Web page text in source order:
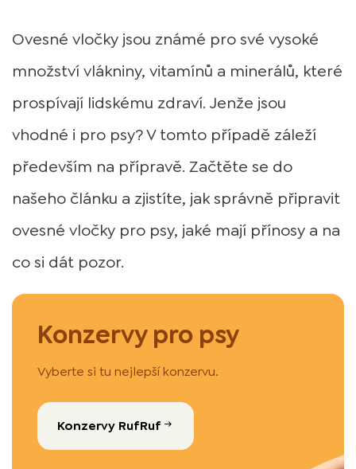
Ovesné vločky jsou známé pro své vysoké
množství vlákniny, vitamínů a minerálů, které
prospívají lidskému zdraví. Jenže jsou
vhodné i pro psy? V tomto případě záleží
především na přípravě. Začtěte se do
našeho článku a zjistíte, jak správně připravit
ovesné vločky pro psy, jaké mají přínosy a na
co si dát pozor.
Konzervy pro psy
Vyberte si tu nejlepší konzervu.
Konzervy RufRuf